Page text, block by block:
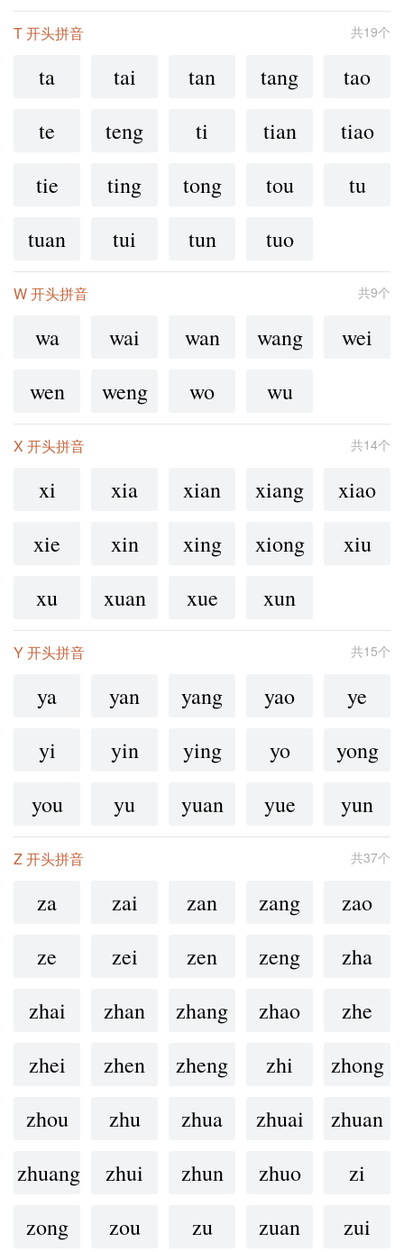
共19个
T 开头拼音
ta tai tan tang
tao
te
teng ti tian
tiao
tie
ting tong tou
tu
tuan
tui tun tuo
共9个
W 开头拼音
wa wai wan wang
wei
wen
weng wo wu
共14个
X 开头拼音
xi xia xian xiang
xiao
xie
xin xing xiong
xiu
xu
xuan xue xun
共15个
Y 开头拼音
ya yan yang yao
ye
yi
yin ying yo
yong
you
yu yuan yue yun
共37个
Z 开头拼音
za zai zan zang
zao
ze
zei zen zeng
zha
zhai
zhan zhang zhao
zhe
zhei
zhen zheng zhi
zhong
zhou
zhu zhua zhuai
zhuan
zhuang
zhui zhun zhuo
zi
zong
zou zu zuan zui